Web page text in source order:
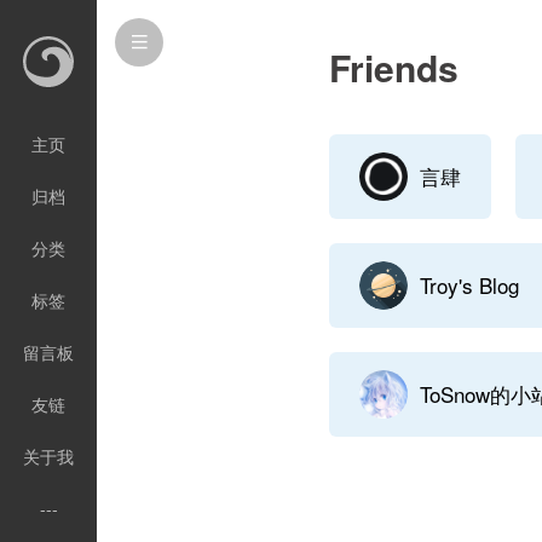
Friends
言肆
Troy's Blog
ToSnow的小
主页
归档
分类
标签
留言板
友链
关于我
---